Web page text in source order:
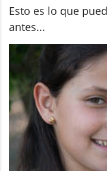
Esto es lo que
antes...